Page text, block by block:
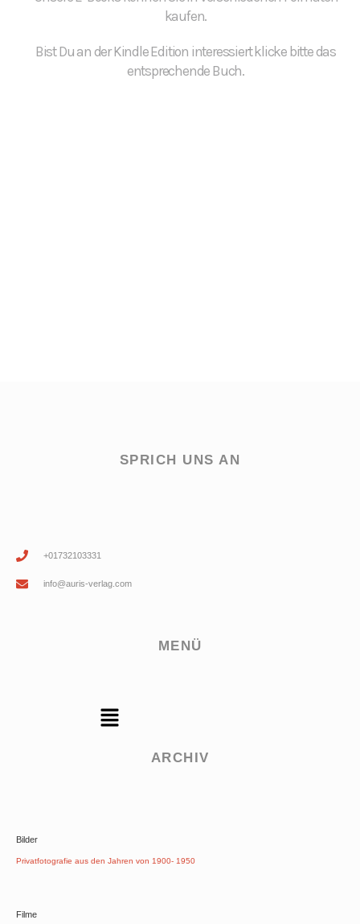
kaufen.
Bist Du an der Kindle Edition interessiert klicke bitte das
entsprechende Buch.
SPRICH UNS AN
+01732103331
info@auris-verlag.com
MENÜ
ARCHIV
Bilder
Privatfotografie aus den Jahren von 1900- 1950
Filme